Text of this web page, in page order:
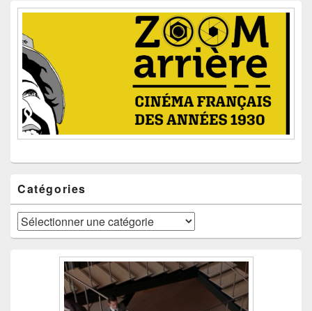
Catégories
Catégories